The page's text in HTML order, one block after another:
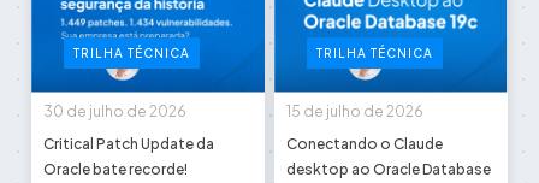
TRILHA TÉCNICA
30 de julho de 2026
Critical Patch Update da
Oracle bate recorde!
TRILHA TÉCNICA
15 de julho de 2026
Conectando o Claude
desktop ao Oracle Database